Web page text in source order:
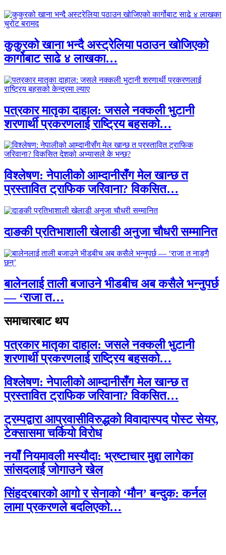
कुकुरको खाना भन्दै अस्ट्रेलिया पठाउन खोजिएको
कार्गोबाट साढे ४ लाखका…
पत्रकार मातृका दाहाल: जसले नक्कली भुटानी
शरणार्थी प्रकरणलाई राष्ट्रिय बहसको…
विश्लेषण: नेपालीको आम्दानीसँग मेल खान्छ त
प्रस्तावित ट्राफिक जरिवाना? विकसित…
दाङकी प्रतिभाशाली खेलाडी अनुजा चौधरी सम्मानित
बालेनलाई ताली बजाउने भीडबीच अब कसैले भन्नुपर्छ
— ‘राजा त…
समाचारबाट थप
पत्रकार मातृका दाहाल: जसले नक्कली भुटानी
शरणार्थी प्रकरणलाई राष्ट्रिय बहसको…
विश्लेषण: नेपालीको आम्दानीसँग मेल खान्छ त
प्रस्तावित ट्राफिक जरिवाना? विकसित…
ट्रम्पद्वारा आप्रवासीविरुद्धको विवादास्पद पोस्ट सेयर,
टेक्सासमा चर्कियो विरोध
नयाँ नियमावली मस्यौदा: भ्रष्टाचार मुद्दा लागेका
सांसदलाई जोगाउने खेल
सिंहदरबारको आगो र सेनाको ‘मौन’ बन्दुक: कर्नल
लामा प्रकरणले बदलिएको…